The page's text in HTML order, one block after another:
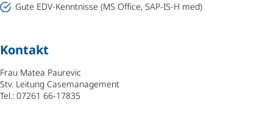
Gute EDV-Kenntnisse (MS Office, SAP-IS-H med)
Kontakt
Frau Matea Paurevic
Stv. Leitung Casemanagement
Tel.: 07261 66-17835